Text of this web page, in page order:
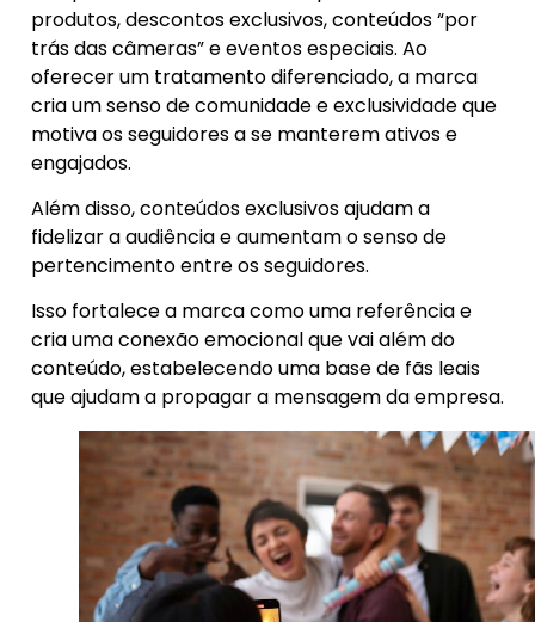
produtos, descontos exclusivos, conteúdos “por
trás das câmeras” e eventos especiais. Ao
oferecer um tratamento diferenciado, a marca
cria um senso de comunidade e exclusividade que
motiva os seguidores a se manterem ativos e
engajados.
Além disso, conteúdos exclusivos ajudam a
fidelizar a audiência e aumentam o senso de
pertencimento entre os seguidores.
Isso fortalece a marca como uma referência e
cria uma conexão emocional que vai além do
conteúdo, estabelecendo uma base de fãs leais
que ajudam a propagar a mensagem da empresa.